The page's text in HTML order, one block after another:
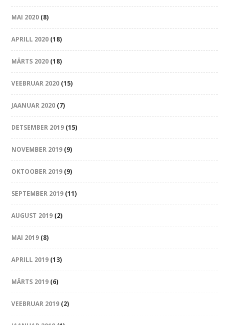
MAI 2020 (8)
APRILL 2020 (18)
MÄRTS 2020 (18)
VEEBRUAR 2020 (15)
JAANUAR 2020 (7)
DETSEMBER 2019 (15)
NOVEMBER 2019 (9)
OKTOOBER 2019 (9)
SEPTEMBER 2019 (11)
AUGUST 2019 (2)
MAI 2019 (8)
APRILL 2019 (13)
MÄRTS 2019 (6)
VEEBRUAR 2019 (2)